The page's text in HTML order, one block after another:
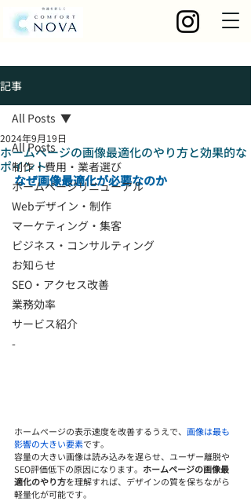
記事
All Posts
制作・費用・業者選び
ホームページリニューアル
Webデザイン・制作
マーケティング・集客
ビジネス・コンサルティング
お知らせ
SEO・アクセス改善
業務効率
サービス紹介
-
All Posts
ホームページの画像最適化のやり方と効果的な
ポイント
2024年9月19日
なぜ画像最適化が必要なのか
ホームページの表示速度を改善するうえで、 画像は最も
影響の大きい要素です。
容量の大きい画像は読み込みを遅らせ、ユーザー離脱や
SEO評価低下の原因になります。 ホームページの画像最
適化のやり方を理解すれば、デザインの質を保ちながら
軽量化が可能です。